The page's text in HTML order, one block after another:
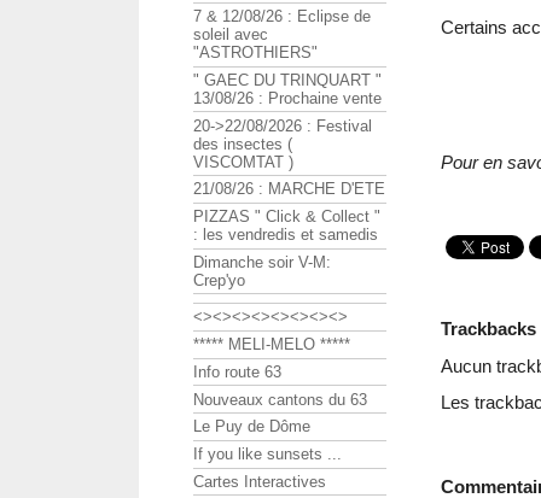
Certains
Pour en
Trackbacks
Aucun
Les
7 & 12/08/26 : Eclipse de
soleil avec
"ASTROTHIERS"
" GAEC DU TRINQUART "
13/08/26 : Prochaine vente
20->22/08/2026 : Festival
des insectes (
VISCOMTAT )
21/08/26 : MARCHE D'ETE
PIZZAS " Click & Collect "
: les vendredis et samedis
Dimanche soir V-M:
Crep'yo
<><><><><><><><>
***** MELI-MELO *****
Info route 63
Nouveaux cantons du 63
Le Puy de Dôme
If you like sunsets ...
Cartes Interactives